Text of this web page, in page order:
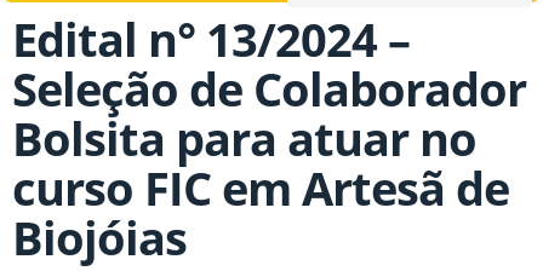
Edital n° 13/2024 –
Seleção de Colaborador
Bolsita para atuar no
curso FIC em Artesã de
Biojóias